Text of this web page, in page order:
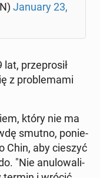
January 23,
lat, prze­pro­sił
z pro­ble­ma­mi
który nie ma
smutno, po­nie­
Chin, aby cieszyć
"Nie anu­lo­wa­li­